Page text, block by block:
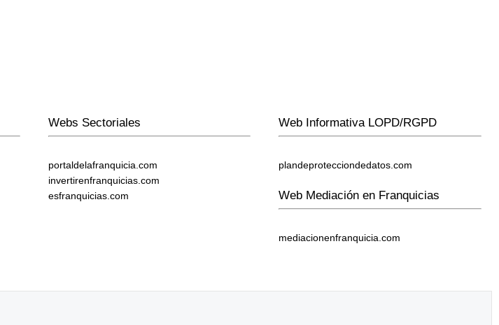
Webs Sectoriales
portaldelafranquicia.com
invertirenfranquicias.com
esfranquicias.com
Web Informativa LOPD/RGPD
plandeprotecciondedatos.com
Web Mediación en Franquicias
mediacionenfranquicia.com